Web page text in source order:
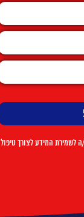
לשמירת המידע לצורך טיפול